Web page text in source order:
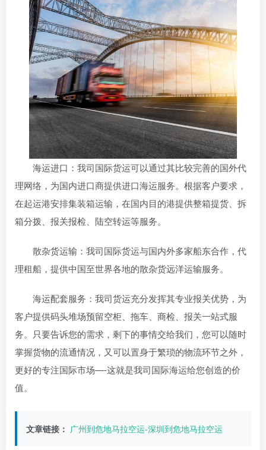
海运进口：我司国际货运可以通过其比较完善的国外代
理网络，为国内进口商提供进口海运服务。根据客户要求，
在起运港安排集装箱运输，在国内目的港提供整箱提货、拆
箱分拨、报关报检、陆空转运等服务。
散杂货运输：我司国际货运与国内外多家船东合作，代
理租船，提供中国至世界各地的散杂货远洋运输服务。
海运配套服务：我司货运充分发挥其专业报关优势，为
客户提供码头堆场预留空柜、拖车、商检、报关一站式服
务。只要告诉您的需求，剩下的事情交给我们，您可以随时
掌握货物的流通情况，又可以置身于繁琐的物流环节之外，
更好的专注国际市场—-这就是我司国际海运给您创造的价
值。
文章链接： 广州到危地马拉空运-深圳到危地马拉空运